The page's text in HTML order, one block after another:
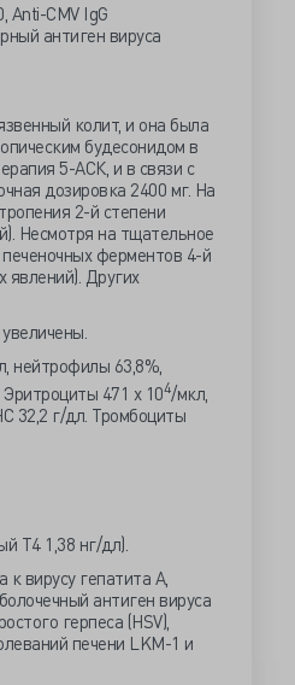
Anti-CMV IgG
антиген вируса
колит, и она была
будесонидом в
5-АСК, и в связи с
дозировка 2400 мг. На
2-й степени
Несмотря на тщательное
ферментов 4-й
явлений). Других
нейтрофилы 63,8%,
471 х 104/мкл,
32,2 г/дл. Тромбоциты
Т4 1,38 нг/дл).
к вирусу гепатита А,
антиген вируса
герпеса (HSV),
печени LKM-1 и